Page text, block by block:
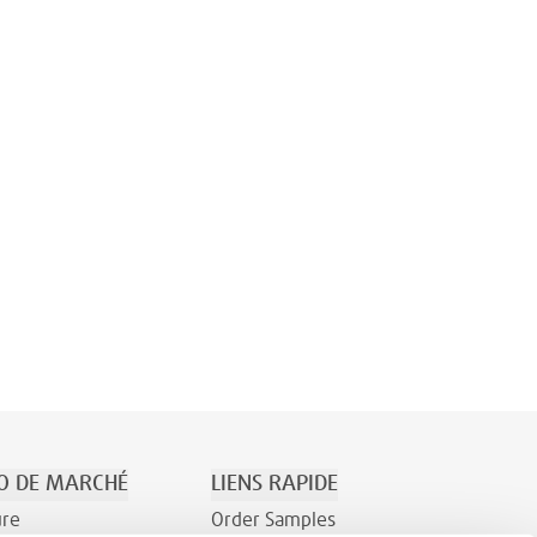
DE MARCHÉ LIENS RAPIDE
Order Samples